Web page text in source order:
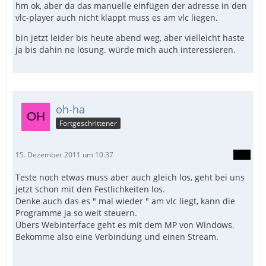
hm ok, aber da das manuelle einfügen der adresse in den
vlc-player auch nicht klappt muss es am vlc liegen.
bin jetzt leider bis heute abend weg, aber vielleicht haste
ja bis dahin ne lösung. würde mich auch interessieren.
oh-ha
Fortgeschrittener
15. Dezember 2011 um 10:37
Teste noch etwas muss aber auch gleich los, geht bei uns
jetzt schon mit den Festlichkeiten los.
Denke auch das es " mal wieder " am vlc liegt, kann die
Programme ja so weit steuern.
Übers Webinterface geht es mit dem MP von Windows.
Bekomme also eine Verbindung und einen Stream.